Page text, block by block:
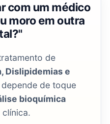
com um médico
moro em outra
de
Dislipidemias e
depende de toque
bioquímica